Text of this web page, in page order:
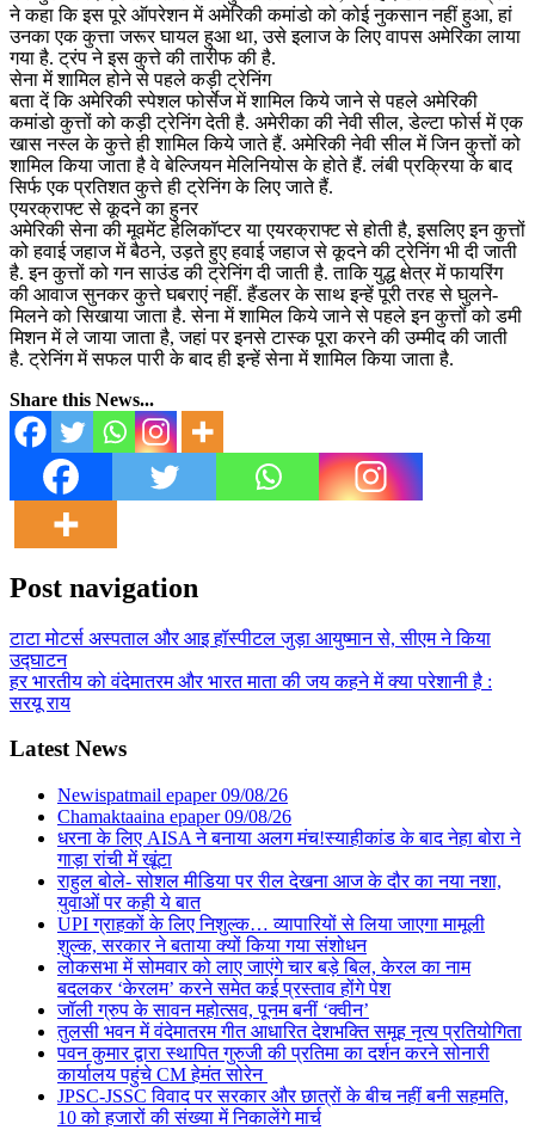
ने कहा कि इस पूरे ऑपरेशन में अमेरिकी कमांडो को कोई नुकसान नहीं हुआ, हां
उनका एक कुत्ता जरूर घायल हुआ था, उसे इलाज के लिए वापस अमेरिका लाया
गया है. ट्रंप ने इस कुत्ते की तारीफ की है.
सेना में शामिल होने से पहले कड़ी ट्रेनिंग
बता दें कि अमेरिकी स्पेशल फोर्सेज में शामिल किये जाने से पहले अमेरिकी
कमांडो कुत्तों को कड़ी ट्रेनिंग देती है. अमेरीका की नेवी सील, डेल्टा फोर्स में एक
खास नस्ल के कुत्ते ही शामिल किये जाते हैं. अमेरिकी नेवी सील में जिन कुत्तों को
शामिल किया जाता है वे बेल्जियन मेलिनियोस के होते हैं. लंबी प्रक्रिया के बाद
सिर्फ एक प्रतिशत कुत्ते ही ट्रेनिंग के लिए जाते हैं.
एयरक्राफ्ट से कूदने का हुनर
अमेरिकी सेना की मूवमेंट हेलिकॉप्टर या एयरक्राफ्ट से होती है, इसलिए इन कुत्तों
को हवाई जहाज में बैठने, उड़ते हुए हवाई जहाज से कूदने की ट्रेनिंग भी दी जाती
है. इन कुत्तों को गन साउंड की ट्रेनिंग दी जाती है. ताकि युद्ध क्षेत्र में फायरिंग
की आवाज सुनकर कुत्ते घबराएं नहीं. हैंडलर के साथ इन्हें पूरी तरह से घुलने-
मिलने को सिखाया जाता है. सेना में शामिल किये जाने से पहले इन कुत्तों को डमी
मिशन में ले जाया जाता है, जहां पर इनसे टास्क पूरा करने की उम्मीद की जाती
है. ट्रेनिंग में सफल पारी के बाद ही इन्हें सेना में शामिल किया जाता है.
Share this News...
Post navigation
टाटा मोटर्स अस्‍पताल और आइ हॉस्‍पीटल जुड़ा आयुष्‍मान से, सीएम ने किया
उद्घाटन
हर भारतीय को वंदेमातरम और भारत माता की जय कहने में क्या परेशानी है :
सरयू राय
Latest News
Newispatmail epaper 09/08/26
Chamaktaaina epaper 09/08/26
धरना के लिए AISA ने बनाया अलग मंच!स्याहीकांड के बाद नेहा बोरा ने
गाड़ा रांची में खूंटा
राहुल बोले- सोशल मीडिया पर रील देखना आज के दौर का नया नशा,
युवाओं पर कही ये बात
UPI ग्राहकों के लिए निशुल्क… व्यापारियों से लिया जाएगा मामूली
शुल्क, सरकार ने बताया क्यों किया गया संशोधन
लोकसभा में सोमवार को लाए जाएंगे चार बड़े बिल, केरल का नाम
बदलकर ‘केरलम’ करने समेत कई प्रस्ताव होंगे पेश
जॉली ग्रुप के सावन महोत्सव, पूनम बनीं ‘क्वीन’
तुलसी भवन में वंदेमातरम गीत आधारित देशभक्ति समूह नृत्य प्रतियोगिता
पवन कुमार द्वारा स्थापित गुरुजी की प्रतिमा का दर्शन करने सोनारी
कार्यालय पहुंचे CM हेमंत सोरेन
JPSC-JSSC विवाद पर सरकार और छात्रों के बीच नहीं बनी सहमति,
10 को हजारों की संख्या में निकालेंगे मार्च